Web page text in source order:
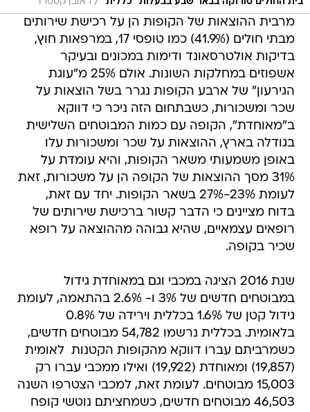
מרבית ההוצאות של הקופות הן על רכישת שירותים
מבתי חולים (41.9%) כמו טופסי 17, במרפאות חוץ,
בדיקות אולטרסאונד ודימות במכונים ובעיקר
אשפוזים במחלקות השונות. אולם 25% מ"עוגת
הגירעון" של ארבע הקופות נגרר בשל הוצאות על
שכר ומשכורות, כשבתחום הזה ניכר כי דווקא
ב"מאוחדת", הקופה עם כמות המבוטחים השלישית
בגודלה בארץ, ההוצאות על שכר ומשכורות עלו
באופן משמעותי משאר הקופות, והיא עומדת על
31% מסך ההוצאות של הקופה הן על משכורות, זאת
לעומת 23%-27% בשאר הקופות. יחד עם זאת,
בדוח מציינים כי הדבר קשור ברכישת שירותים של
רופאים עצמאיים, שהיא גבוהה מההוצאה על רופא
שכיר בקופה.
שנת 2016 הציגה במכבי וגם במאוחדת גידול
במבוטחים חדשים של 3% ו- 2.6% בהתאמה, לעומת
גידול קטן של 1.6% בכללית וירידה של 0.8%
בלאומית. בכללית נרשמו 54,782 מבוטחים חדשים,
כשמרביתם עברו דווקא מהקופות הקטנות  לאומית
(19,857) ומאוחדת (19,922) ואילו ממכבי עברו רק
15,003 מבוטחים. לעומת זאת, למכבי הצטרפו השנה
46,503 מבוטחים חדשים, כשמחציתם נוטשי קופח